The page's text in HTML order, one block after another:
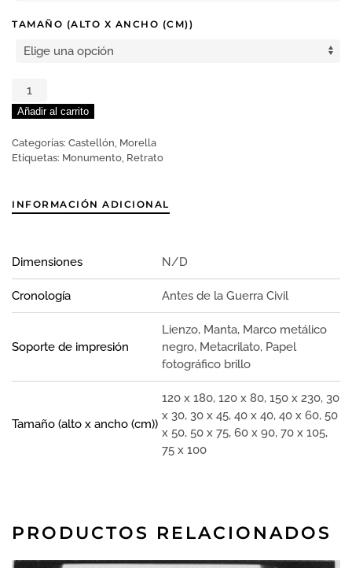
TAMAÑO (ALTO X ANCHO (CM))
CASTELLÓN
MORELLA
002
1935
cantidad
Añadir al carrito
Categorías: Castellón Morella
Etiquetas: Monumento Retrato
INFORMACIÓN ADICIONAL
Dimensiones N/D
Cronología Antes de la Guerra Civil
Soporte de impresión
Lienzo, Manta, Marco metálico
negro, Metacrilato, Papel
fotográfico brillo
Tamaño (alto x ancho (cm))
120 x 180, 120 x 80, 150 x 230, 30
x 30, 30 x 45, 40 x 40, 40 x 60, 50
x 50, 50 x 75, 60 x 90, 70 x 105,
75 x 100
PRODUCTOS RELACIONADOS